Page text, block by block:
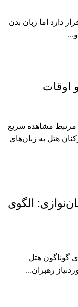
دارد اما زبان بدن
اوقات
مرتبط مشاهده سریع
‌هتل به‌ زبان‌‌های‌
الگوی
گوناگون هتل
رهبران...